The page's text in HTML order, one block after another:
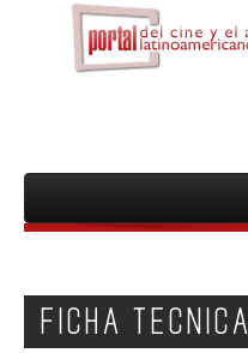
INICIO
PELICULAS
FICHA TECNICA